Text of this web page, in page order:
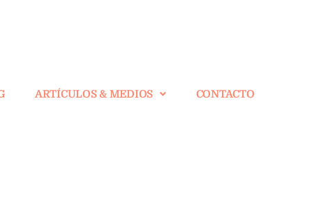
ARTÍCULOS & MEDIOS CONTACTO